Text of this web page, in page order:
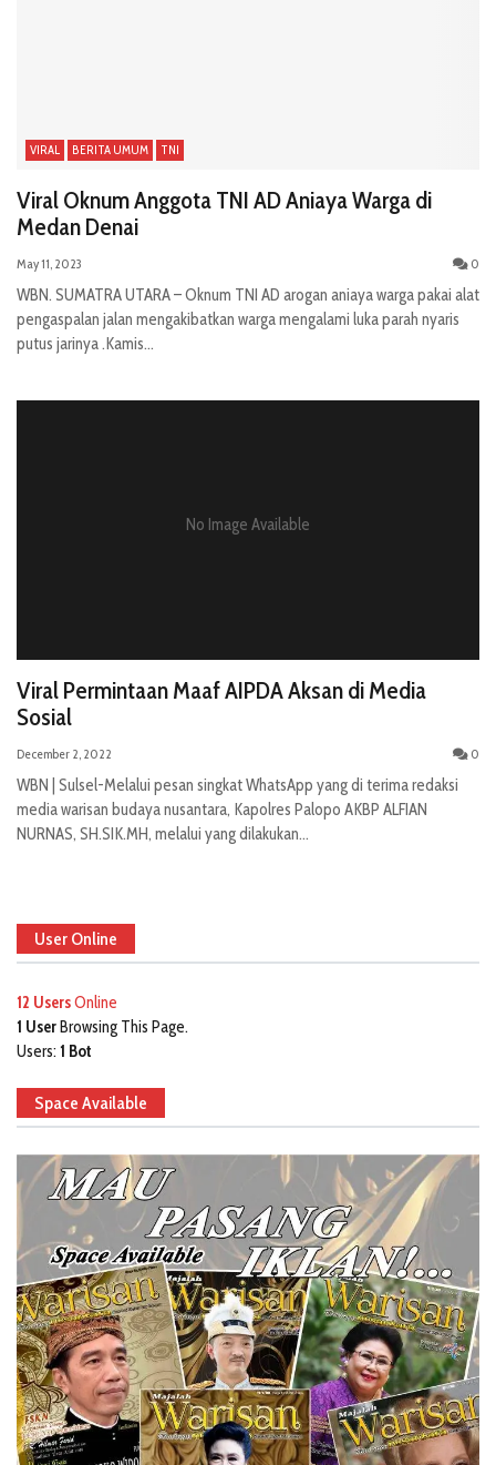
VIRAL BERITA UMUM TNI
Viral Oknum Anggota TNI AD Aniaya Warga di
Medan Denai
May 11, 2023 0
WBN. SUMATRA UTARA – Oknum TNI AD arogan aniaya warga pakai alat
pengaspalan jalan mengakibatkan warga mengalami luka parah nyaris
putus jarinya .Kamis...
No Image Available
Viral Permintaan Maaf AIPDA Aksan di Media
Sosial
December 2, 2022 0
WBN | Sulsel-Melalui pesan singkat WhatsApp yang di terima redaksi
media warisan budaya nusantara, Kapolres Palopo AKBP ALFIAN
NURNAS, SH.SIK.MH, melalui yang dilakukan...
User Online
12 UsersOnline
1 User Browsing This Page.
Users: 1 Bot
Space Available